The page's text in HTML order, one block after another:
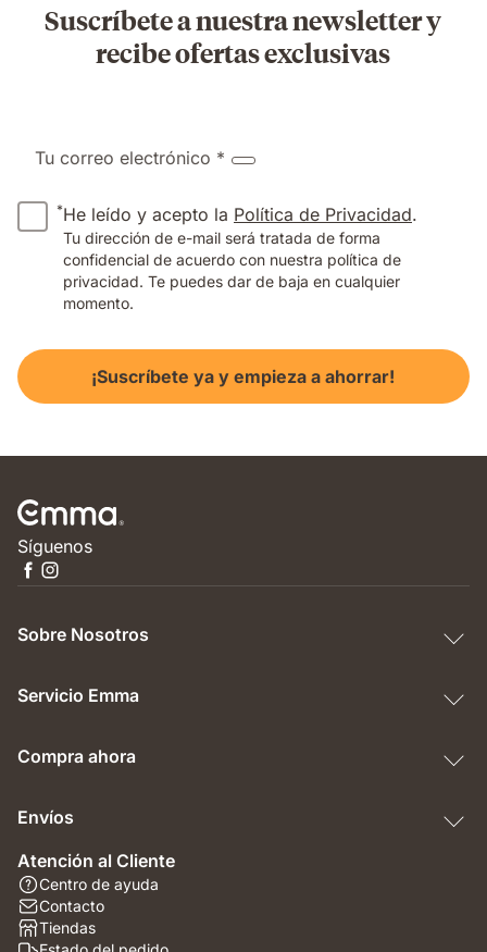
Suscríbete a nuestra newsletter y
recibe ofertas exclusivas
Tu correo electrónico *
*He leído y acepto la Política de Privacidad.
Tu dirección de e-mail será tratada de forma
confidencial de acuerdo con nuestra política de
privacidad. Te puedes dar de baja en cualquier
momento.
¡Suscríbete ya y empieza a ahorrar!
Síguenos
Sobre Nosotros
Servicio Emma
Compra ahora
Envíos
Atención al Cliente
Centro de ayuda
Contacto
Tiendas